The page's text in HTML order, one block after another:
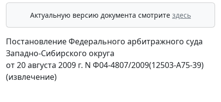
Актуальную версию документа смотрите здесь
Постановление Федерального арбитражного суда
Западно-Сибирского округа
от 20 августа 2009 г. N Ф04-4807/2009(12503-А75-39)
(извлечение)